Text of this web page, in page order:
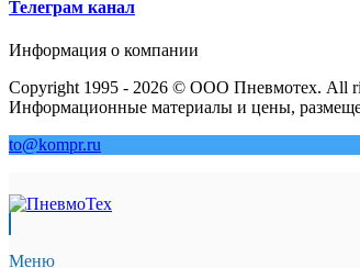
Телеграм канал
Информация о компании
Copyright 1995 - 2026 © ООО Пневмотех. All
Информационные материалы и цены,
to@kompr.ru
Меню